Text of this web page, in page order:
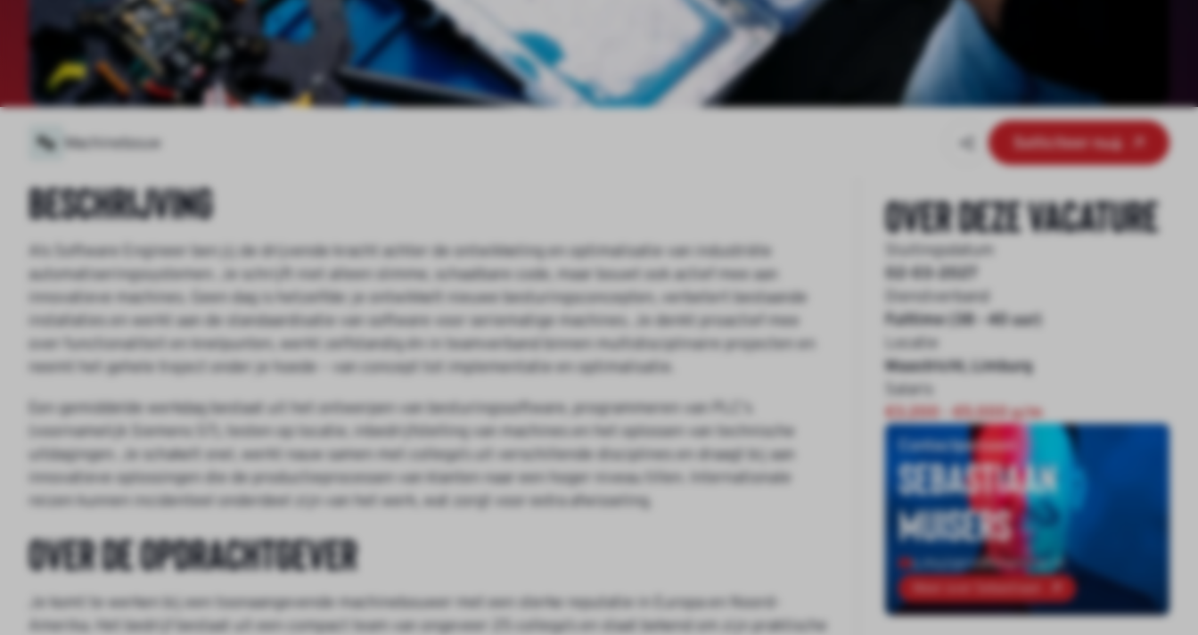
Machinebouw Solliciteer nu
Beschrijving
Als Software Engineer ben jij de drijvende kracht achter de ontwikkeling en optimalisatie van industriële
automatiseringssystemen. Je schrijft niet alleen slimme, schaalbare code, maar bouwt ook actief mee aan
innovatieve machines. Geen dag is hetzelfde: je ontwikkelt nieuwe besturingsconcepten, verbetert bestaande
installaties en werkt aan de standaardisatie van software voor seriematige machines. Je denkt proactief mee
over functionaliteit en knelpunten, werkt zelfstandig én in teamverband binnen multidisciplinaire projecten en
neemt het gehele traject onder je hoede – van concept tot implementatie en optimalisatie.
Een gemiddelde werkdag bestaat uit het ontwerpen van besturingssoftware, programmeren van PLC's
(voornamelijk Siemens S7), testen op locatie, inbedrijfstelling van machines en het oplossen van technische
uitdagingen. Je schakelt snel, werkt nauw samen met collega’s uit verschillende disciplines en draagt bij aan
innovatieve oplossingen die de productieprocessen van klanten naar een hoger niveau tillen. Internationale
reizen kunnen incidenteel onderdeel zijn van het werk, wat zorgt voor extra afwisseling.
Over de opdrachtgever
Je komt te werken bij een toonaangevende machinebouwer met een sterke reputatie in Europa en Noord-
Amerika. Het bedrijf bestaat uit een compact team van ongeveer 25 collega’s en staat bekend om zijn praktische
Over deze vacature
Sluitingsdatum
02-03-2027
Dienstverband
Fulltime (38 - 40 uur)
Locatie
Maastricht, Limburg
Salaris
€3.200 - €5.000 p/m
Contactpersoon
Sebastiaan
Muisers
s.muisers@onenine.nl
Meer over Sebastiaan